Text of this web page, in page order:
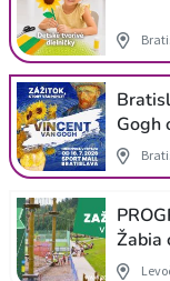
Gogh
Žabia